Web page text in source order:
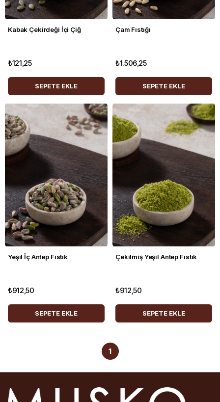
Kabak Çekirdeği İçi Çiğ
₺121,25
SEPETE EKLE
Çam Fıstığı
₺1.506,25
SEPETE EKLE
Yeşil İç Antep Fıstık
₺912,50
SEPETE EKLE
Çekilmiş Yeşil Antep Fıstık
₺912,50
SEPETE EKLE
1